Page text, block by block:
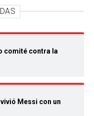
comité contra la
Messi con un